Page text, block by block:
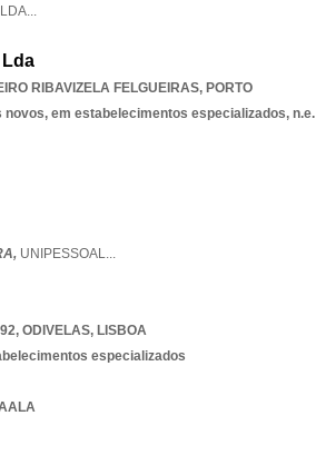
LDA...
RIBAVIZELA FELGUEIRAS, PORTO
em estabelecimentos especializados, n.e.
UNIPESSOAL...
, ODIVELAS, LISBOA
especializados